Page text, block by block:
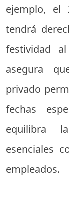
ejemplo, el
tendrá
festividad
asegura
privado
fechas
equilibra
esenciales
empleados.